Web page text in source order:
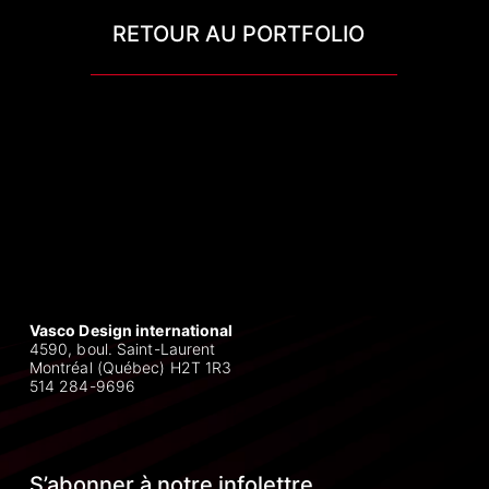
RETOUR AU PORTFOLIO
Vasco Design international
4590, boul. Saint-Laurent
Montréal (Québec) H2T 1R3
514 284-9696